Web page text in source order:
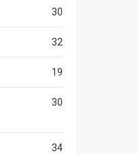
30
32
19
30
34